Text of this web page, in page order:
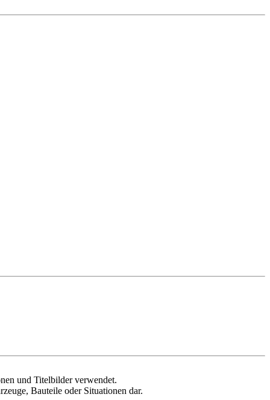
und Titelbilder verwendet.
Bauteile oder Situationen dar.